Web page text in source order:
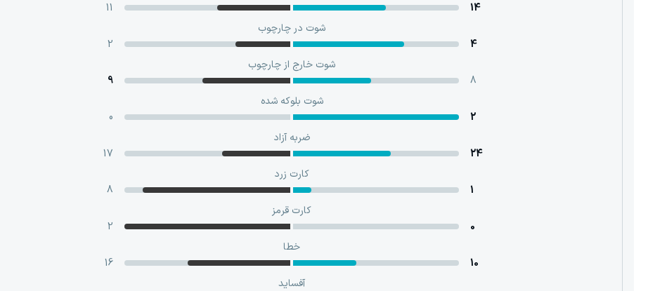
14
11
شوت در چارچوب
4
2
شوت خارج از چارچوب
8
9
شوت بلوکه‌ شده
2
0
ضربه آزاد
24
17
کارت زرد
1
8
کارت قرمز
0
2
خطا
10
16
آفساید